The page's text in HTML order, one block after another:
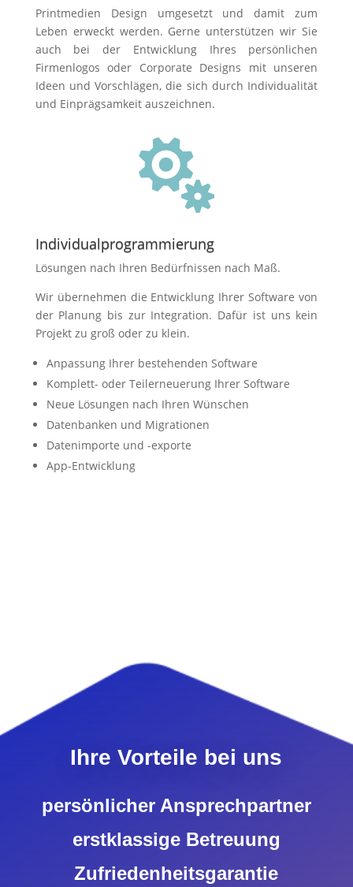
Printmedien Design umgesetzt und damit zum
Leben erweckt werden. Gerne unterstützen wir Sie
auch bei der Entwicklung Ihres persönlichen
Firmenlogos oder Corporate Designs mit unseren
Ideen und Vorschlägen, die sich durch Individualität
und Einprägsamkeit auszeichnen.

Individualprogrammierung
Lösungen nach Ihren Bedürfnissen nach Maß.
Wir übernehmen die Entwicklung Ihrer Software von
der Planung bis zur Integration. Dafür ist uns kein
Projekt zu groß oder zu klein.
Anpassung Ihrer bestehenden Software
Komplett- oder Teilerneuerung Ihrer Software
Neue Lösungen nach Ihren Wünschen
Datenbanken und Migrationen
Datenimporte und -exporte
App-Entwicklung
Ihre Vorteile bei uns
persönlicher Ansprechpartner
erstklassige Betreuung
Zufriedenheitsgarantie